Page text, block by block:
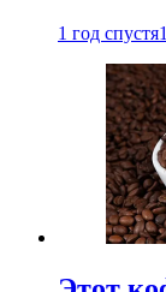
1 год спустя